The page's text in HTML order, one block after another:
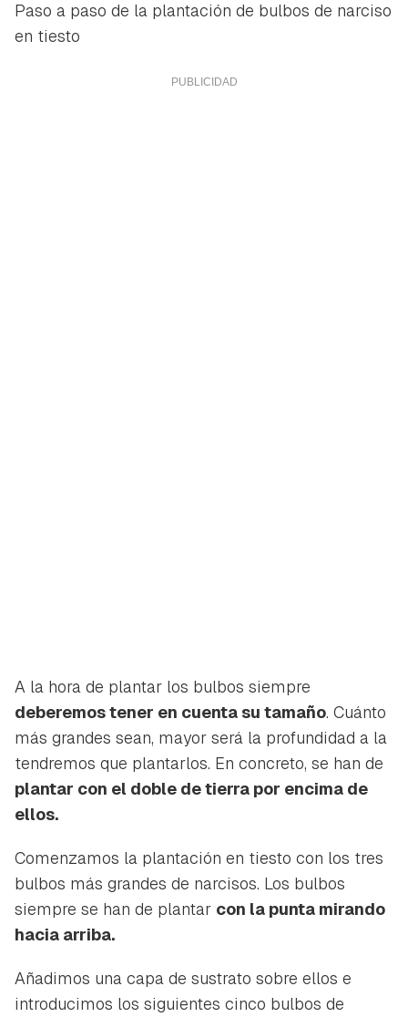
Paso a paso de la plantación de bulbos de narciso
en tiesto
A la hora de plantar los bulbos siempre
deberemos tener en cuenta su tamaño. Cuánto
más grandes sean, mayor será la profundidad a la
tendremos que plantarlos. En concreto, se han de
plantar con el doble de tierra por encima de
ellos.
Comenzamos la plantación en tiesto con los tres
bulbos más grandes de narcisos. Los bulbos
siempre se han de plantar con la punta mirando
hacia arriba.
Añadimos una capa de sustrato sobre ellos e
introducimos los siguientes cinco bulbos de